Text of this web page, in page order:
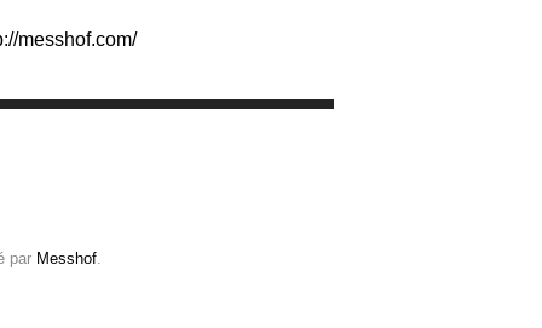
messhof.com/
par Messhof.